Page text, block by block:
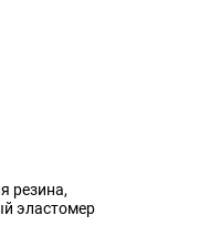
резина,
эластомер